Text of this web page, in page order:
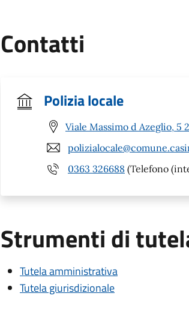
Contatti
Polizia locale
Viale Massimo d Azeglio, 5
0363 326688 (Telefono
Strumenti di
Tutela amministrativa
Tutela giurisdizionale